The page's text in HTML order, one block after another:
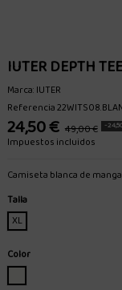
IUTER DEPTH
Marca:IUTER
Referencia
24,50 € 49,00 € -
Impuestos incluidos
Camiseta blanca de
Talla
XL
Color